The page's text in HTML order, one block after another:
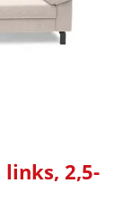
links, 2,5-